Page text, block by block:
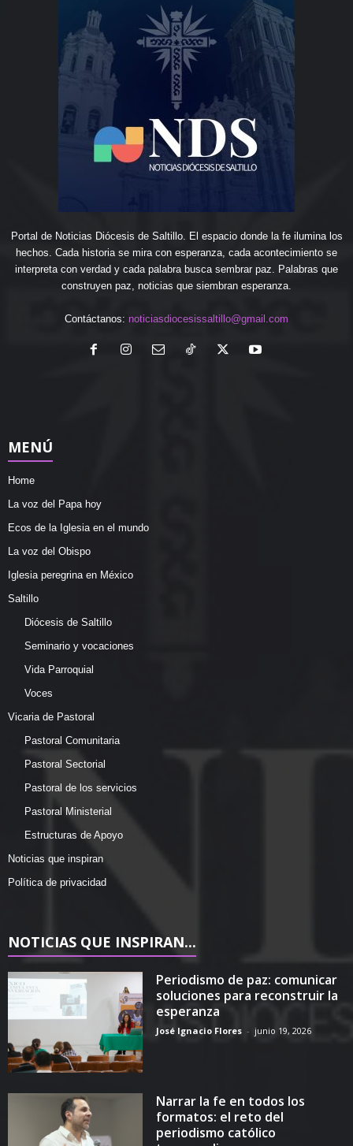
Portal de Noticias Diócesis de Saltillo. El espacio donde la fe ilumina los
hechos. Cada historia se mira con esperanza, cada acontecimiento se
interpreta con verdad y cada palabra busca sembrar paz. Palabras que
construyen paz, noticias que siembran esperanza.
Contáctanos: noticiasdiocesissaltillo@gmail.com
MENÚ
Home
La voz del Papa hoy
Ecos de la Iglesia en el mundo
La voz del Obispo
Iglesia peregrina en México
Saltillo
Diócesis de Saltillo
Seminario y vocaciones
Vida Parroquial
Voces
Vicaria de Pastoral
Pastoral Comunitaria
Pastoral Sectorial
Pastoral de los servicios
Pastoral Ministerial
Estructuras de Apoyo
Noticias que inspiran
Política de privacidad
NOTICIAS QUE INSPIRAN...
Periodismo de paz: comunicar
soluciones para reconstruir la
esperanza
José Ignacio Flores - junio 19, 2026
Narrar la fe en todos los
formatos: el reto del
periodismo católico